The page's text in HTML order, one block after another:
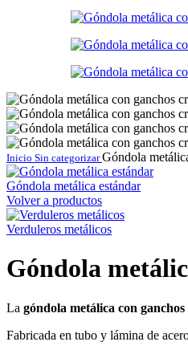
Inicio Sin categorizarGóndola
Góndola metálica estándar
Volver a productos
Verduleros metálicos
Góndola
La góndola metálica con
Fabricada en tubo y lámina de